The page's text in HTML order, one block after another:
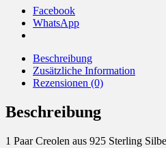
Facebook
WhatsApp
Beschreibung
Zusätzliche Information
Rezensionen (0)
Beschreibung
1 Paar Creolen aus 925 Sterling